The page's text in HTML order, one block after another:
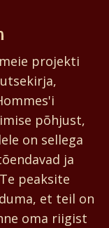
projekti
põhjust,
on sellega
ja
peaksite
et teil on
oma riigist